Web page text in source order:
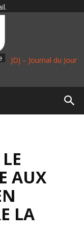
JDJ – Journal du Jour
AUX
LA